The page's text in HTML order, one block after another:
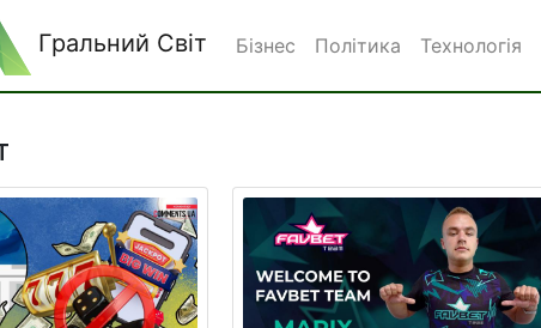
Гральний Світ Бізнес Політика Технологія